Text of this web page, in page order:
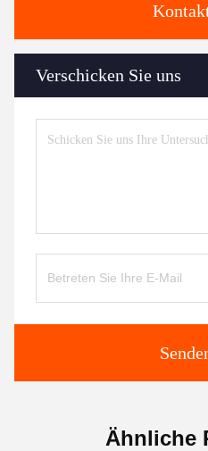
Verschicken Sie uns
Ähnliche